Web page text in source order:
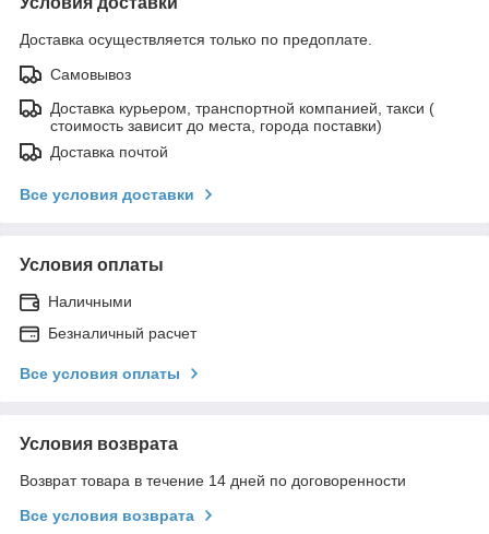
Доставка осуществляется только по предоплате.
Самовывоз
Доставка курьером, транспортной компанией, такси (
стоимость зависит до места, города поставки)
Доставка почтой
Все условия доставки
Условия оплаты
Наличными
Безналичный расчет
Все условия оплаты
Условия возврата
Возврат товара в течение 14 дней по договоренности
Все условия возврата